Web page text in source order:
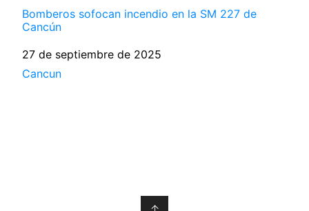
Bomberos sofocan incendio en la SM 227 de
Cancún
Fecha
27 de septiembre de 2025
Respecto a
Cancun